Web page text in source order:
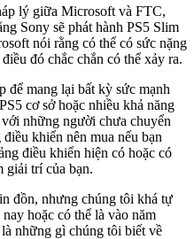
lý giữa Microsoft và FTC,
Sony sẽ phát hành PS5 Slim
nói rằng có thể có sức nặng
đó chắc chắn có thể xảy ra.
để mang lại bất kỳ sức mạnh
cơ sở hoặc nhiều khả năng
những người chưa chuyển
khiển nên mua nếu bạn
điều khiển hiện có hoặc có
giải trí của bạn.
đồn, nhưng chúng tôi khá tự
hoặc có thể là vào năm
những gì chúng tôi biết về